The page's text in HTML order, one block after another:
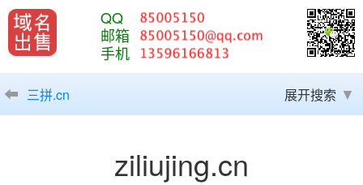
QQ
邮箱
手机
三拼.cn 展开搜索
ziliujing.cn